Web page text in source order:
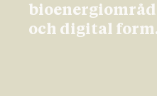
och digital